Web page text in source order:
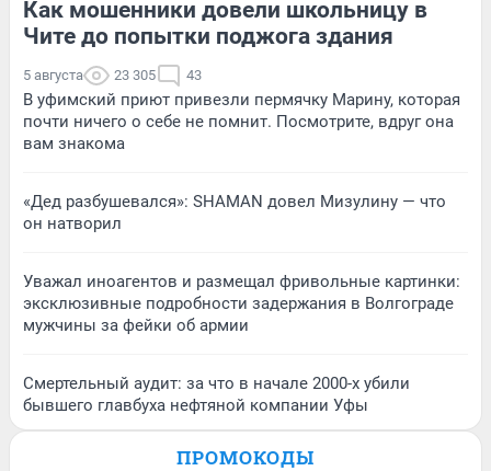
Как мошенники довели школьницу в
Чите до попытки поджога здания
5 августа 23 305 43
В уфимский приют привезли пермячку Марину, которая
почти ничего о себе не помнит. Посмотрите, вдруг она
вам знакома
«Дед разбушевался»: SHAMAN довел Мизулину — что
он натворил
Уважал иноагентов и размещал фривольные картинки:
эксклюзивные подробности задержания в Волгограде
мужчины за фейки об армии
Смертельный аудит: за что в начале 2000-х убили
бывшего главбуха нефтяной компании Уфы
ПРОМОКОДЫ